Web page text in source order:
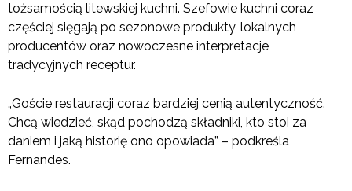
tożsamością litewskiej kuchni. Szefowie kuchni coraz
częściej sięgają po sezonowe produkty, lokalnych
producentów oraz nowoczesne interpretacje
tradycyjnych receptur.
„Goście restauracji coraz bardziej cenią autentyczność.
Chcą wiedzieć, skąd pochodzą składniki, kto stoi za
daniem i jaką historię ono opowiada” – podkreśla
Fernandes.